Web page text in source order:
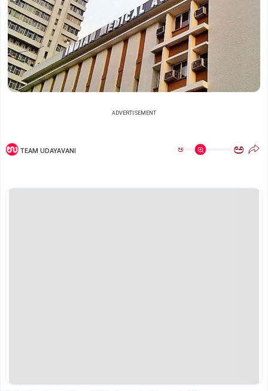
ADVERTISEMENT
TEAM UDAYAVANI ಅ ಅ